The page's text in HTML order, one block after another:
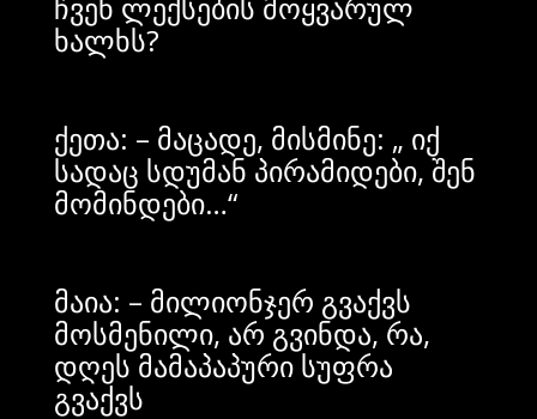
ხალხს?
ქეთა: – მაცადე, მისმინე: „ იქ
სადაც სდუმან პირამიდები, შენ
მომინდები…“
მაია: – მილიონჯერ გვაქვს
მოსმენილი, არ გვინდა, რა,
დღეს მამაპაპური სუფრა
გვაქვს